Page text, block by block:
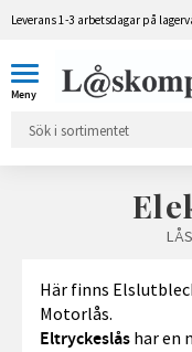
Leverans 1-3 arbetsdagar på
LÅS
Här finns
Motorlås.
Eltryckeslås har en